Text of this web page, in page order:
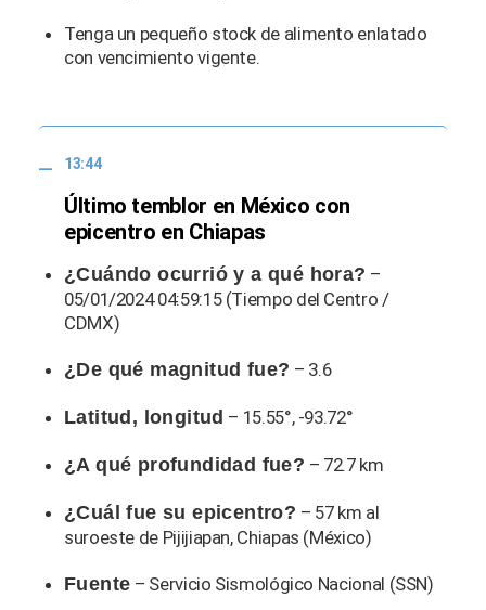
Tenga un pequeño stock de alimento enlatado
con vencimiento vigente.
13:44
Último temblor en México con
epicentro en Chiapas
¿Cuándo ocurrió y a qué hora? –
05/01/2024 04:59:15 (Tiempo del Centro /
CDMX)
¿De qué magnitud fue? – 3.6
Latitud, longitud – 15.55°, -93.72°
¿A qué profundidad fue? – 72.7 km
¿Cuál fue su epicentro? – 57 km al
suroeste de Pijijiapan, Chiapas (México)
Fuente – Servicio Sismológico Nacional (SSN)